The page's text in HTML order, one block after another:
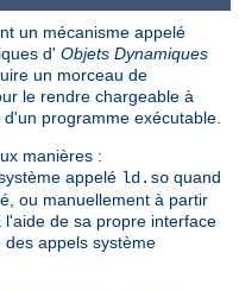
un mécanisme appelé
d' Objets Dynamiques
un morceau de
le rendre chargeable à
programme exécutable.
manières :
appelé ld.so quand
ou manuellement à partir
de sa propre interface
appels système